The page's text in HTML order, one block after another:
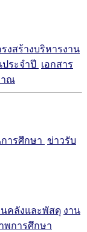
งสร้างบริหารงาน
ประจำปี
เอกสาร
าณ
ารศึกษา ข่าวรับ
นคลังและพัสดุ งาน
การศึกษา